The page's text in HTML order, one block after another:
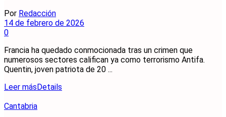
Por Redacción
14 de febrero de 2026
0
Francia ha quedado conmocionada tras un crimen que
numerosos sectores califican ya como terrorismo Antifa.
Quentin, joven patriota de 20 ...
Leer más Details
Cantabria